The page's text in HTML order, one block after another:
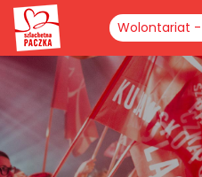
Wolontariat -